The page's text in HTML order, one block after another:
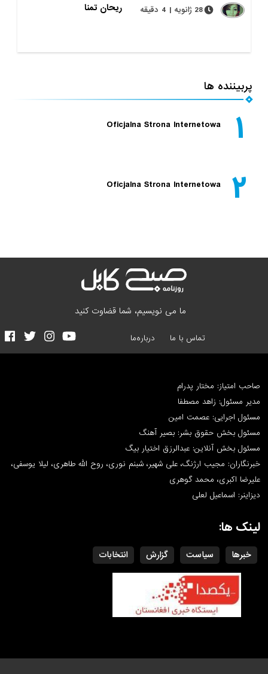
ریحان تمنا
28 ژانویه | 4 دقیقه
پربیننده ها
۱ Oficjalna Strona Internetowa
۲ Oficjalna Strona Internetowa
ما می نویسیم، شما قضاوت کنید
تماس با ما درباره‌ما
صاحب امتیاز: مختار پدرام
مدیر مسئول: زاهد مصطفا
مسئول اجرایی: عصمت امین
مسئول بخش حقوق بشر: بصیر آهنگ
مسئول بخش آنلاین: عبدالرزق اختیار بیگ
خبرنگاران: مجیب ارژنگ، علی شهیر، شبنم نوری، روح الله طاهری، لیلا یوسفی،
علیرضا اکبری، محمد گوهری
دیزاینر: اسماعیل لعلی
لینک ها:
خبرها سیاست گزارش انتخابات